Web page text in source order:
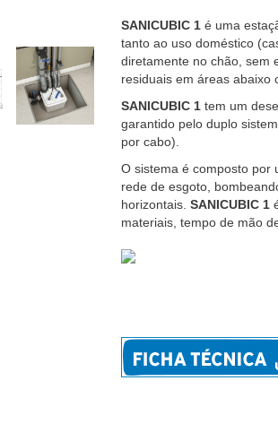
SANICUBIC 1 é uma
tanto ao uso doméstico
diretamente no chão, sem
residuais em áreas abaixo
SANICUBIC 1 tem um
garantido pelo duplo
por cabo).
O sistema é composto por
rede de esgoto,
horizontais. SANICUBIC 1
materiais, tempo de mão